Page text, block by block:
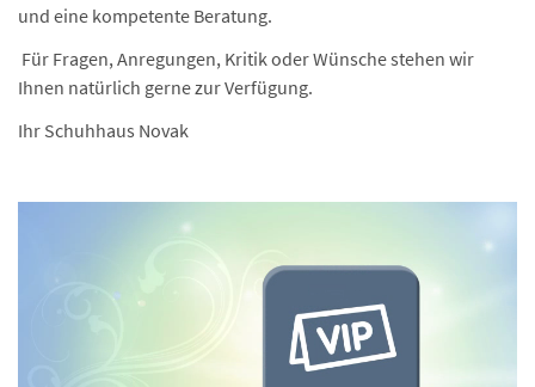
und eine kompetente Beratung.
Für Fragen, Anregungen, Kritik oder Wünsche stehen wir
Ihnen natürlich gerne zur Verfügung.
Ihr Schuhhaus Novak